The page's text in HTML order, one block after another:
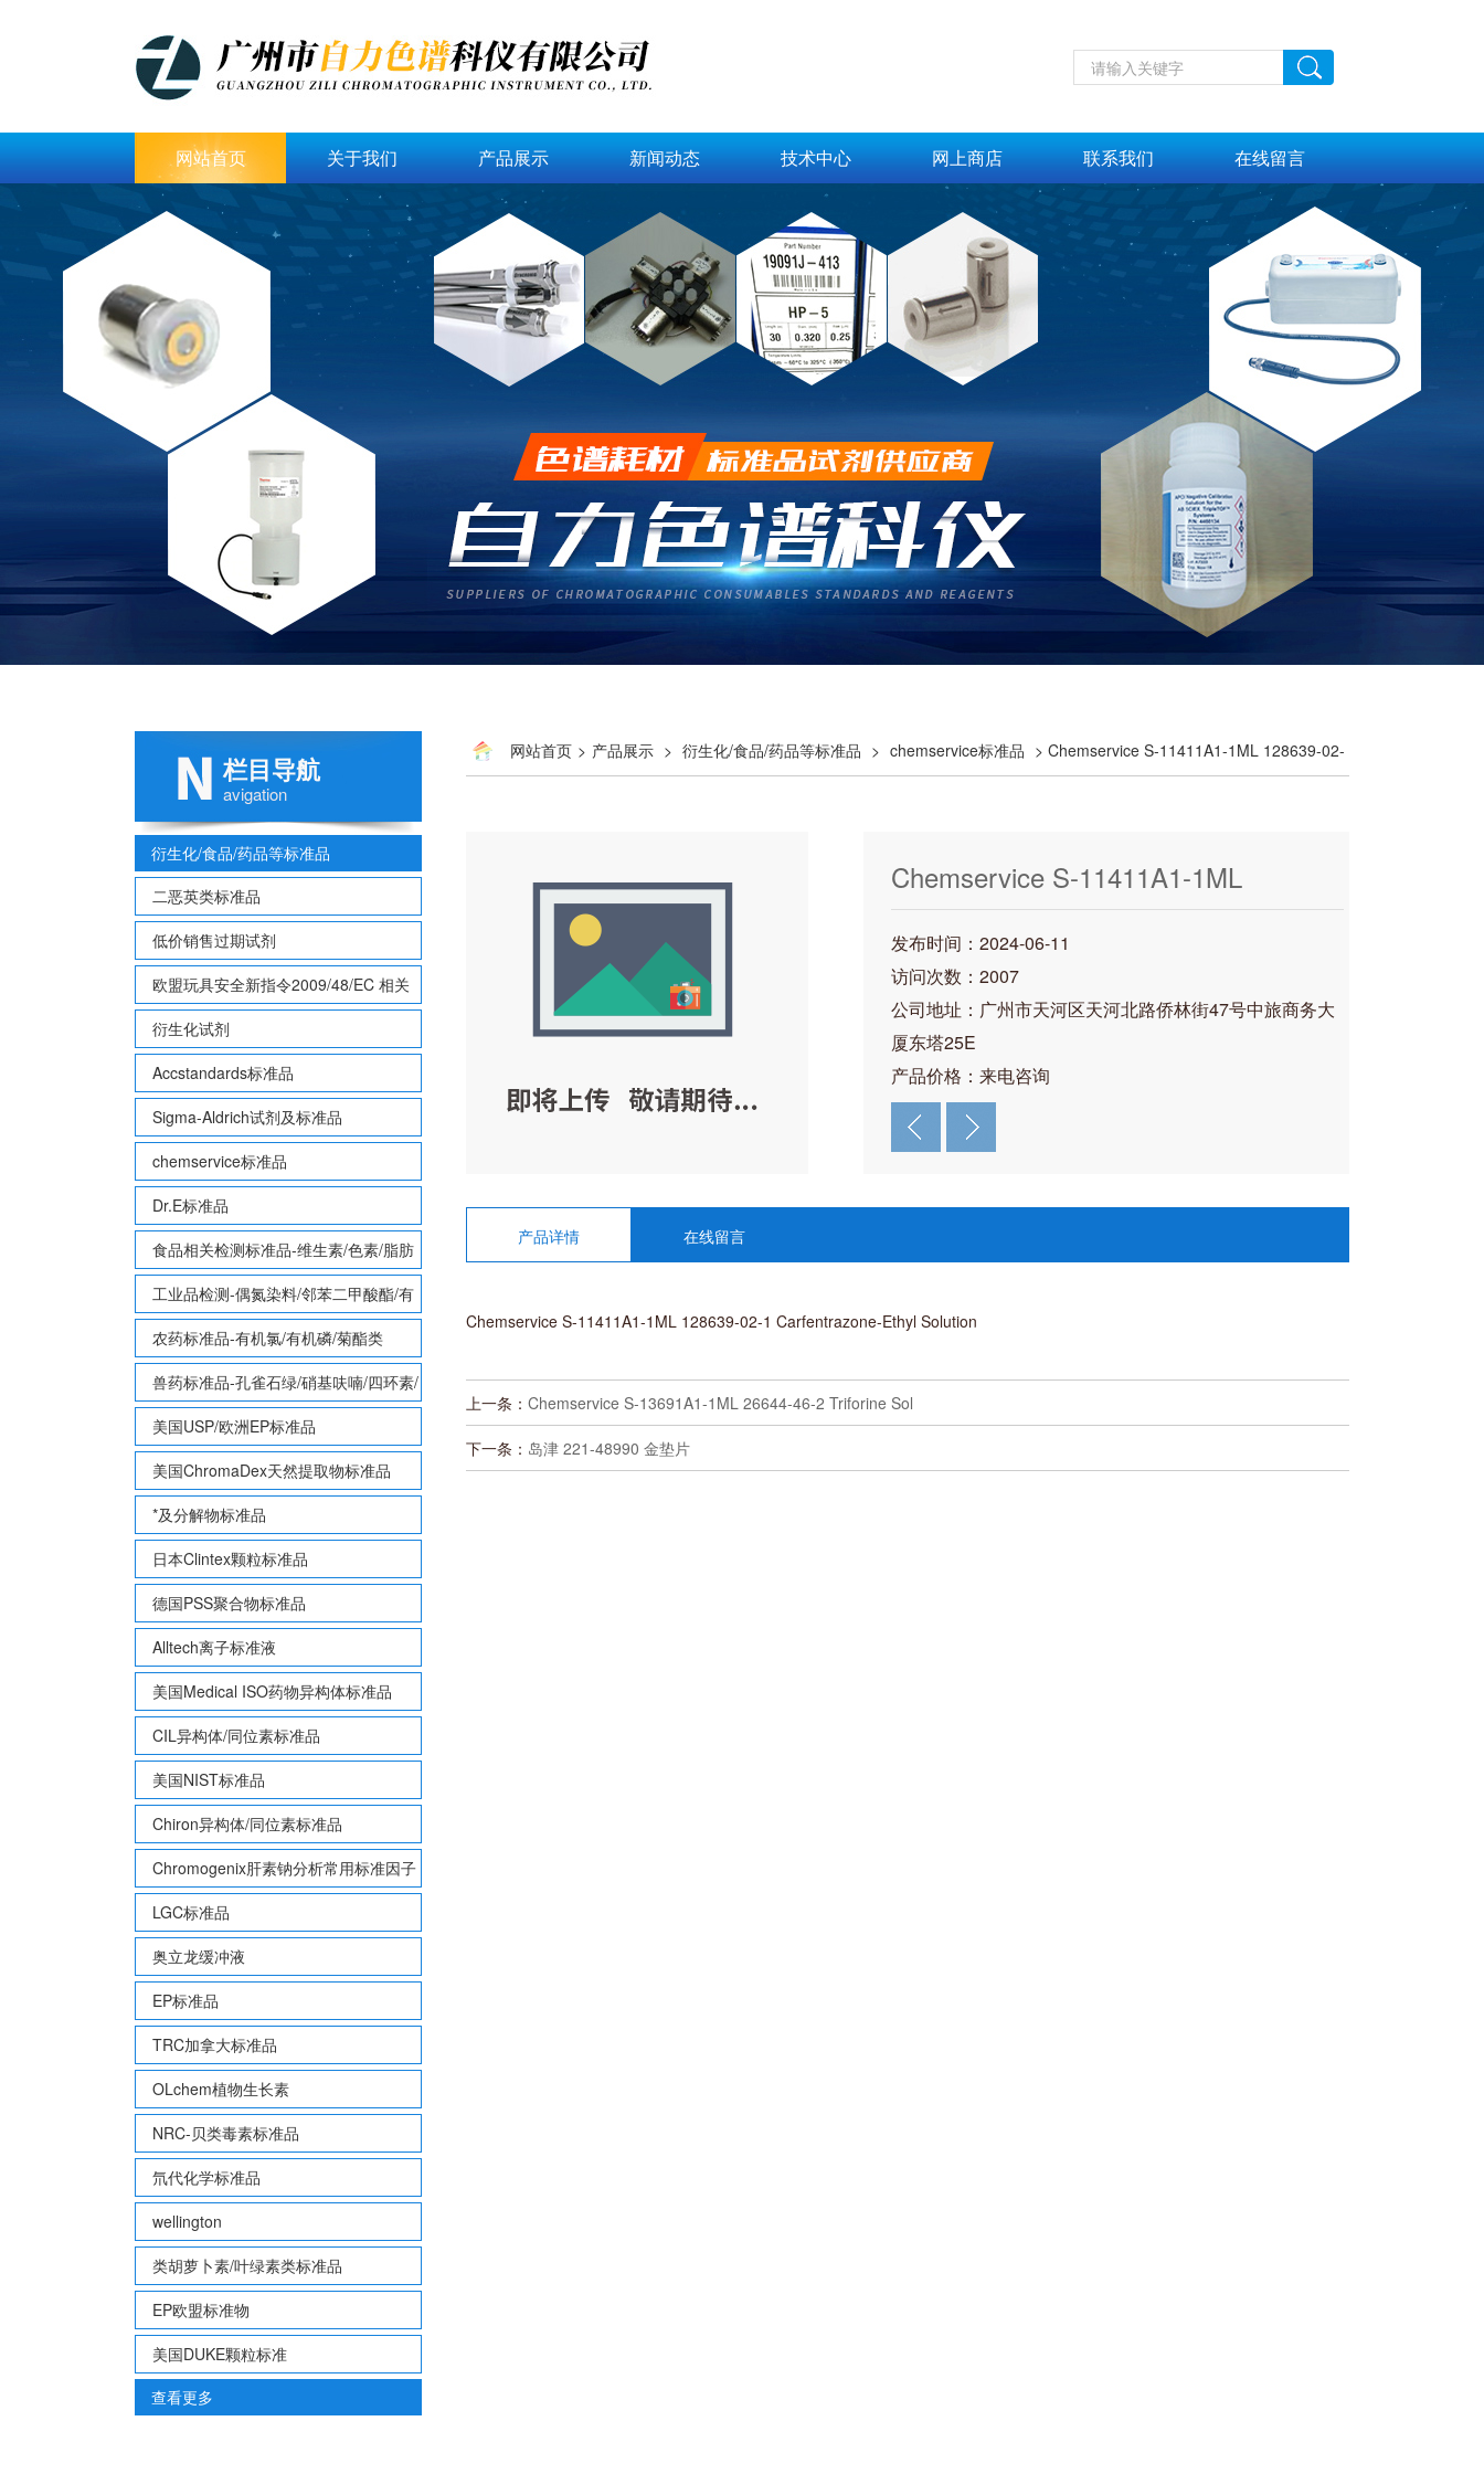
网站首页 关于我们 产品展示 新闻动态 技术中心 网上商店 联系我们 在线留言
栏目导航
avigation
衍生化/食品/药品等标准品
二恶英类标准品
低价销售过期试剂
欧盟玩具安全新指令2009/48/EC 相关
致敏性香味剂标准品
衍生化试剂
Accstandards标准品
Sigma-Aldrich试剂及标准品
chemservice标准品
Dr.E标准品
食品相关检测标准品-维生素/色素/脂肪
酸甲酯等
工业品检测-偶氮染料/邻苯二甲酸酯/有
机锡/多溴联苯/多溴联苯醚/多氯联苯
农药标准品-有机氯/有机磷/菊酯类
兽药标准品-孔雀石绿/硝基呋喃/四环素/
磺胺等
美国USP/欧洲EP标准品
美国ChromaDex天然提取物标准品
*及分解物标准品
日本Clintex颗粒标准品
德国PSS聚合物标准品
Alltech离子标准液
美国Medical ISO药物异构体标准品
CIL异构体/同位素标准品
美国NIST标准品
Chiron异构体/同位素标准品
Chromogenix肝素钠分析常用标准因子
LGC标准品
奥立龙缓冲液
EP标准品
TRC加拿大标准品
OLchem植物生长素
NRC-贝类毒素标准品
氘代化学标准品
wellington
类胡萝卜素/叶绿素类标准品
EP欧盟标准物
美国DUKE颗粒标准
查看更多
网站首页 > 产品展示 > 衍生化/食品/药品等标准品 > chemservice标准品 > Chemservice S-11411A1-1ML 128639-02-
Chemservice S-11411A1-1ML
128639-02-1 Carfentrazon
发布时间：2024-06-11
访问次数：2007
公司地址：广州市天河区天河北路侨林街47号中旅商务大
厦东塔25E
产品价格：来电咨询
产品详情 在线留言
Chemservice S-11411A1-1ML 128639-02-1 Carfentrazone-Ethyl Solution
上一条： Chemservice S-13691A1-1ML 26644-46-2 Triforine Sol
下一条： 岛津 221-48990 金垫片